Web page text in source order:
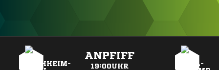
ANPFIFF
19:00UHR